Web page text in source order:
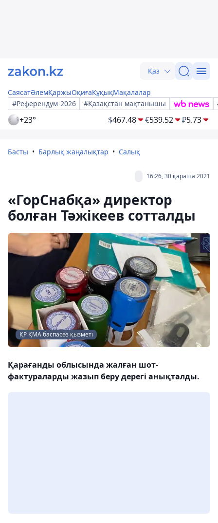
Қаз
СаясатӘлемҚаржыОқиғаҚұқықМақалалар
#Референдум-2026
#Қазақстан мақтанышы
+23° $467.48 €539.52 ₽5.73
Басты Барлық жаңалықтар Салық
16:26, 30 қараша 2021
«ГорСнабқа» директор
болған Тәжікеев сотталды
ҚР ҚМА баспасөз қызметі
Қарағанды облысында жалған шот-
фактураларды жазып беру дерегі анықталды.